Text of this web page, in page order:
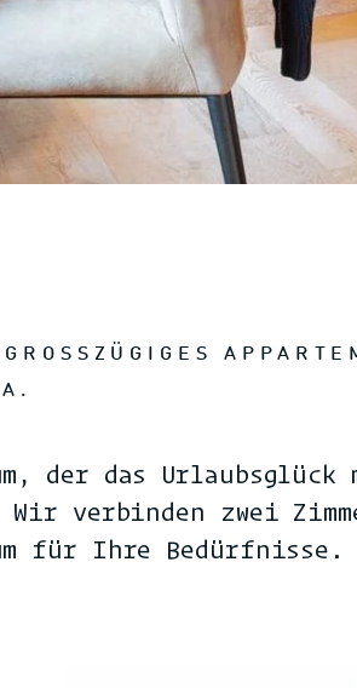
der das
verbinden zwei
für Ihre Bedürfnisse.